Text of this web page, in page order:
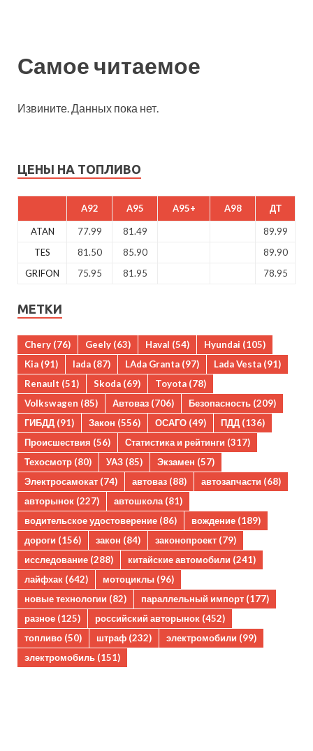
Самое читаемое
Извините. Данных пока нет.
ЦЕНЫ НА ТОПЛИВО
A92 A95 A95+ A98 ДТ
ATAN 77.99 81.49
89.99
TES
81.50 85.90
89.90
GRIFON
75.95 81.95 78.95
МЕТКИ
Chery (76) Geely (63) Haval (54) Hyundai (105)
Kia (91) lada (87) LAda Granta (97) Lada Vesta (91)
Renault (51) Skoda (69) Toyota (78)
Volkswagen (85) Автоваз (706) Безопасность (209)
ГИБДД (91) Закон (556) ОСАГО (49) ПДД (136)
Происшествия (56) Статистика и рейтинги (317)
Техосмотр (80) УАЗ (85) Экзамен (57)
Электросамокат (74) автоваз (88) автозапчасти (68)
авторынок (227) автошкола (81)
водительское удостоверение (86) вождение (189)
дороги (156) закон (84) законопроект (79)
исследование (288) китайские автомобили (241)
лайфхак (642) мотоциклы (96)
новые технологии (82) параллельный импорт (177)
разное (125) российский авторынок (452)
топливо (50) штраф (232) электромобили (99)
электромобиль (151)